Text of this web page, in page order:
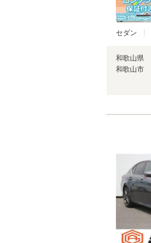
セダン
和歌山県
和歌山市